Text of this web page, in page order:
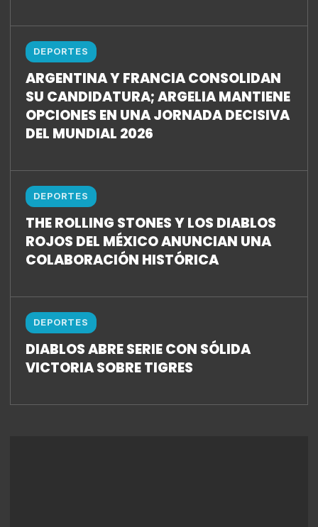
DEPORTES
ARGENTINA Y FRANCIA CONSOLIDAN
SU CANDIDATURA; ARGELIA MANTIENE
OPCIONES EN UNA JORNADA DECISIVA
DEL MUNDIAL 2026
DEPORTES
THE ROLLING STONES Y LOS DIABLOS
ROJOS DEL MÉXICO ANUNCIAN UNA
COLABORACIÓN HISTÓRICA
DEPORTES
DIABLOS ABRE SERIE CON SÓLIDA
VICTORIA SOBRE TIGRES